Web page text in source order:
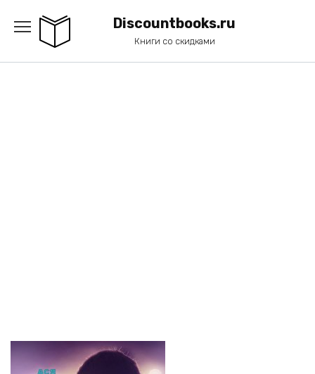
содержанию
Discountbooks.ru
Книги со скидками